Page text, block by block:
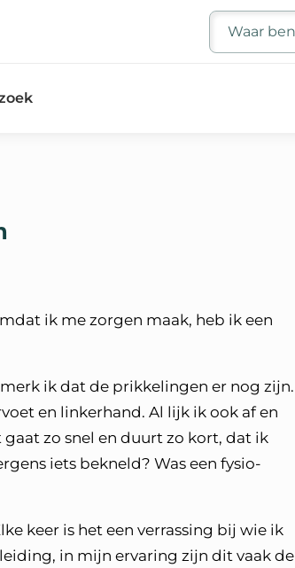
Zoeken
ik me zorgen maak, heb ik een
ik dat de prikkelingen er nog zijn.
en linkerhand. Al lijk ik ook af en
zo snel en duurt zo kort, dat ik
iets bekneld? Was een fysio-
keer is het een verrassing bij wie ik
in mijn ervaring zijn dit vaak de